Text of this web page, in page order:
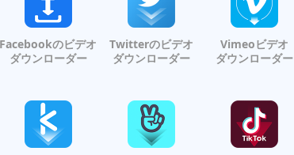
Facebookのビデオ
ダウンローダー
Twitterのビデオ
ダウンローダー
Vimeoビデオ
ダウンローダー